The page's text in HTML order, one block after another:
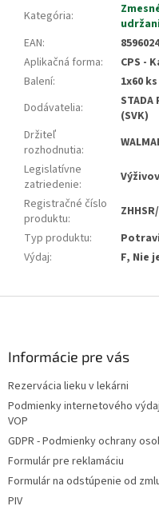
Kategória:
EAN:
Aplikačná forma:
CPS -
Balení:
1x60 ks
Dodávatelia:
(SVK)
Držiteľ
rozhodnutia:
Legislatívne
zatriedenie:
Registračné číslo
produktu:
Typ produktu:
Výdaj: F, Nie
Informácie pre vás
Rezervácia lieku v lekárni
Podmienky internetového
VOP
GDPR - Podmienky ochrany
Formulár pre reklamáciu
Formulár na odstúpenie od
PIV